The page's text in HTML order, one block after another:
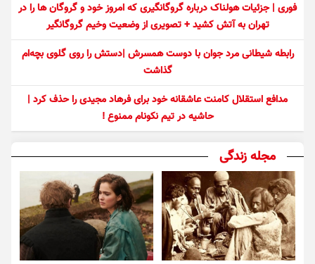
فوری | جزئیات هولناک درباره گروگانگیری که امروز خود و گروگان ها را در
تهران به آتش کشید + تصویری از وضعیت وخیم گروگانگیر
رابطه شیطانی مرد جوان با دوست همسرش |دستش را روی گلوی بچه‌ام
گذاشت
مدافع استقلال کامنت عاشقانه خود برای فرهاد مجیدی را حذف کرد |
حاشیه در تیم نکونام ممنوع !
مجله زندگی